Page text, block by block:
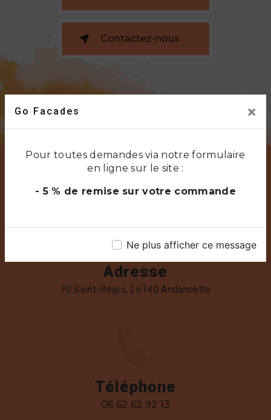
Go Facades ×
Pour toutes demandes via notre formulaire
en ligne sur le site :
- 5 % de remise sur votre commande
Ne plus afficher ce message
Contactez-nous
Adresse
70 Saint-Régis, 26140 Andancette
Téléphone
06 62 62 92 13